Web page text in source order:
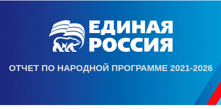
ОТЧЕТ ПО НАРОДНОЙ ПРОГРАММЕ 2021-2026